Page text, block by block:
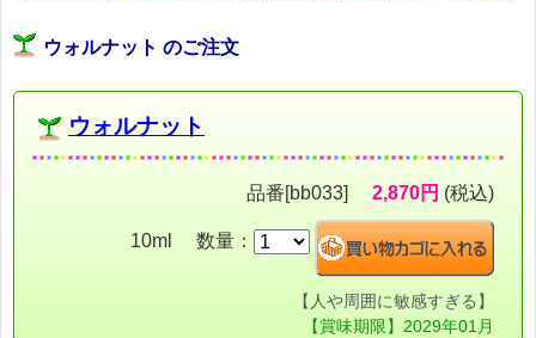
ウォルナット のご注文
ウォルナット
品番[bb033] 2,870円 (税込)
10ml 数量：
【人や周囲に敏感すぎる】
【賞味期限】2029年01月